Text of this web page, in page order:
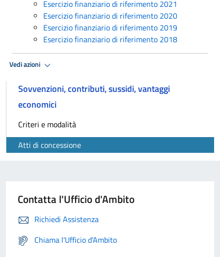
Esercizio finanziario di riferimento 2021
Esercizio finanziario di riferimento 2020
Esercizio finanziario di riferimento 2019
Esercizio finanziario di riferimento 2018
Vedi azioni
Sovvenzioni, contributi, sussidi, vantaggi
economici
Criteri e modalità
Atti di concessione
Contatta l'Ufficio d'Ambito
Richiedi Assistenza
Chiama l'Ufficio d'Ambito